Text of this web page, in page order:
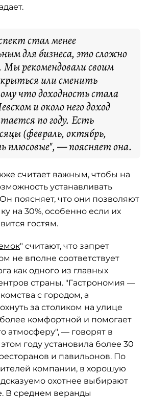
стал менее
для бизнеса, это сложно
рекомендовали своим
или сменить
что доходность стала
и около него доход
по году. Есть
(февраль, октябрь,
плюсовые", — поясняет она.
считает важным, чтобы на
устанавливать
поясняет, что они позволяют
на 30%, особенно если их
гостям.
" считают, что запрет
не вполне соответствует
как одного из главных
страны. "Гастрономия —
с городом, а
за столиком на улице
комфортной и помогает
атмосферу", — говорят в
году установила более 30
и павильонов. По
компании, в хорошую
охотнее выбирают
В среднем веранды